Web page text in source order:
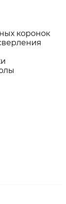
коронок